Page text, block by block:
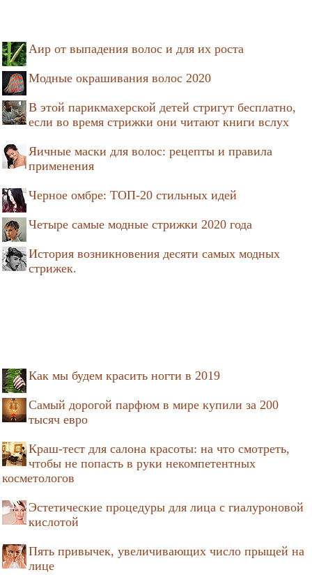
Аир от выпадения волос и для их роста
Модные окрашивания волос 2020
В этой парикмахерской детей стригут бесплатно,
если во время стрижки они читают книги вслух
Яичные маски для волос: рецепты и правила
применения
Черное омбре: ТОП-20 стильных идей
Четыре самые модные стрижки 2020 года
История возникновения десяти самых модных
стрижек.
Как мы будем красить ногти в 2019
Самый дорогой парфюм в мире купили за 200
тысяч евро
Краш-тест для салона красоты: на что смотреть,
чтобы не попасть в руки некомпетентных
косметологов
Эстетические процедуры для лица с гиалуроновой
кислотой
Пять привычек, увеличивающих число прыщей на
лице